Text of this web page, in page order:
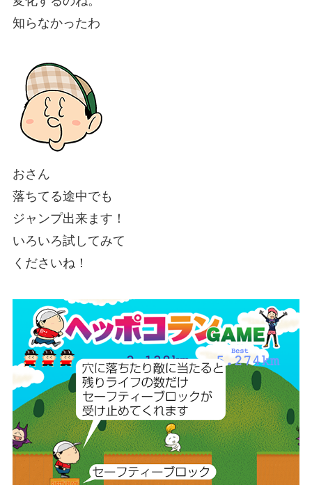
知らなかったわ
おさん
落ちてる途中でも
ジャンプ出来ます！
いろいろ試してみて
くださいね！